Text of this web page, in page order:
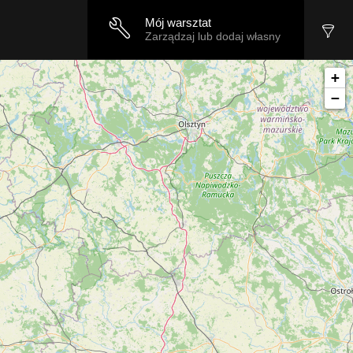
Mój warsztat
Zarządzaj lub dodaj własny
+
−